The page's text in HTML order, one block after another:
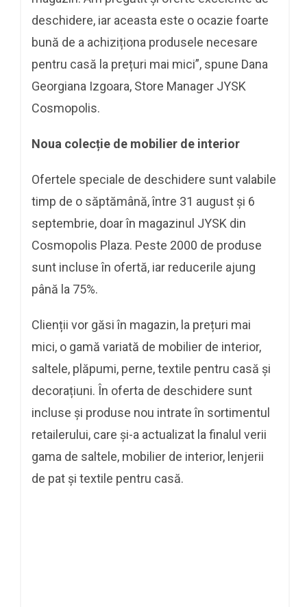
deschidere, iar aceasta este o ocazie foarte
bună de a achiziționa produsele necesare
pentru casă la prețuri mai mici”, spune Dana
Georgiana Izgoara, Store Manager JYSK
Cosmopolis.
Noua colecție de mobilier de interior
Ofertele speciale de deschidere sunt valabile
timp de o săptămână, între 31 august și 6
septembrie, doar în magazinul JYSK din
Cosmopolis Plaza. Peste 2000 de produse
sunt incluse în ofertă, iar reducerile ajung
până la 75%.
Clienții vor găsi în magazin, la prețuri mai
mici, o gamă variată de mobilier de interior,
saltele, plăpumi, perne, textile pentru casă și
decorațiuni. În oferta de deschidere sunt
incluse și produse nou intrate în sortimentul
retailerului, care și-a actualizat la finalul verii
gama de saltele, mobilier de interior, lenjerii
de pat și textile pentru casă.